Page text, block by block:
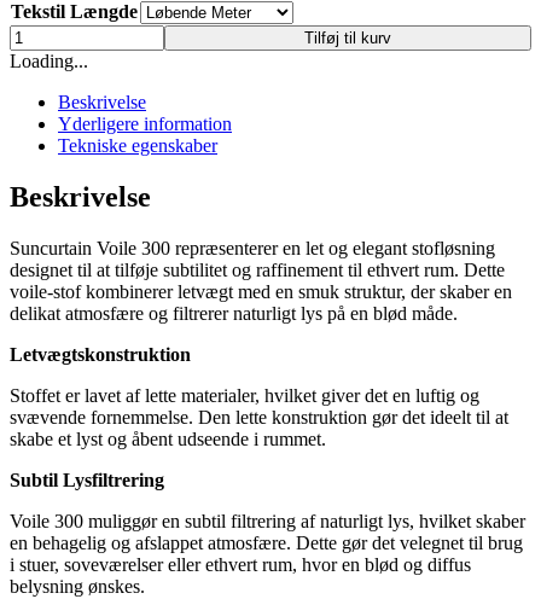
Tekstil Længde
Suncurtain
Voile
antal
Tilføj til kurv
Loading...
Beskrivelse
Yderligere information
Tekniske egenskaber
Beskrivelse
Suncurtain Voile 300 repræsenterer en let og elegant stofløsning
designet til at tilføje subtilitet og raffinement til ethvert rum. Dette
voile-stof kombinerer letvægt med en smuk struktur, der skaber en
delikat atmosfære og filtrerer naturligt lys på en blød måde.
Letvægtskonstruktion
Stoffet er lavet af lette materialer, hvilket giver det en luftig og
svævende fornemmelse. Den lette konstruktion gør det ideelt til at
skabe et lyst og åbent udseende i rummet.
Subtil Lysfiltrering
Voile 300 muliggør en subtil filtrering af naturligt lys, hvilket skaber
en behagelig og afslappet atmosfære. Dette gør det velegnet til brug
i stuer, soveværelser eller ethvert rum, hvor en blød og diffus
belysning ønskes.